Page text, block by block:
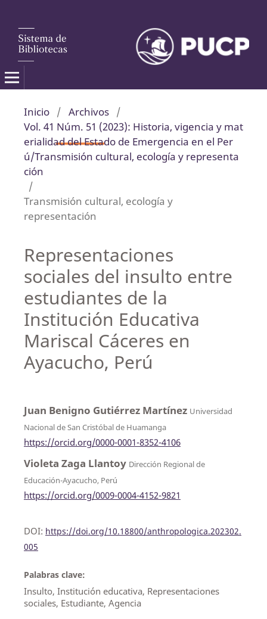
Inicio / Archivos /
Vol. 41 Núm. 51 (2023): Historia, vigencia y mat
erialidad del Estado de Emergencia en el Per
ú/Transmisión cultural, ecología y representa
ción
/
Transmisión cultural, ecología y
representación
Representaciones
sociales del insulto entre
estudiantes de la
Institución Educativa
Mariscal Cáceres en
Ayacucho, Perú
Juan Benigno Gutiérrez Martínez Universidad
Nacional de San Cristóbal de Huamanga
https://orcid.org/0000-0001-8352-4106
Violeta Zaga Llantoy Dirección Regional de
Educación-Ayacucho, Perú
https://orcid.org/0009-0004-4152-9821
DOI: https://doi.org/10.18800/anthropologica.202302.
005
Palabras clave:
Insulto, Institución educativa, Representaciones
sociales, Estudiante, Agencia